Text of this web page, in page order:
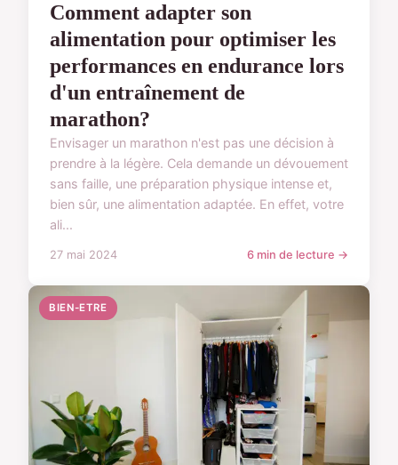
Comment adapter son
alimentation pour optimiser les
performances en endurance lors
d'un entraînement de
marathon?
Envisager un marathon n'est pas une décision à
prendre à la légère. Cela demande un dévouement
sans faille, une préparation physique intense et,
bien sûr, une alimentation adaptée. En effet, votre
ali...
27 mai 2024 6 min de lecture →
BIEN-ETRE